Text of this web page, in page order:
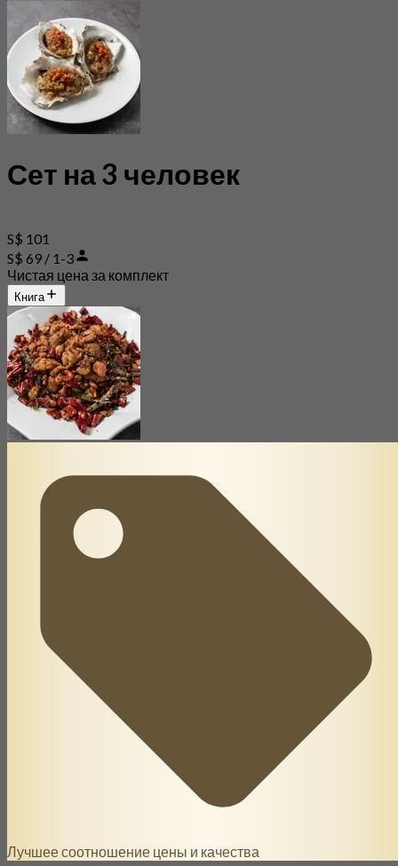
Сет на 3 человек
S$ 101
S$ 69 / 1-3
Чистая цена за комплект
Книга
Лучшее соотношение цены и качества